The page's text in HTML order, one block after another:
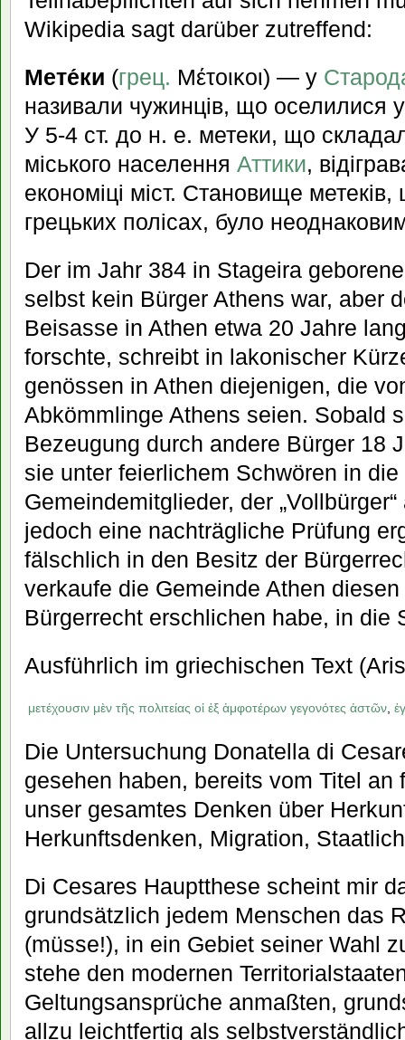
Wikipedia sagt darüber zutreffend:
Мете́ки (грец. Μέτοικοι) — у
називали чужинців, що оселилися
У 5-4 ст. до н. е. метеки, що
міського населення Аттики,
економіці міст. Становище
грецьких полісах, було
Der im Jahr 384 in Stageira
selbst kein Bürger Athens war, aber
Beisasse in Athen etwa 20 Jahre
forschte, schreibt in lakonischer
genössen in Athen diejenigen, die
Abkömmlinge Athens seien. Sobald
Bezeugung durch andere Bürger 18
sie unter feierlichem Schwören in
Gemeindemitglieder, der
jedoch eine nachträgliche Prüfung
fälschlich in den Besitz der
verkaufe die Gemeinde Athen
Bürgerrecht erschlichen habe, in die
Ausführlich im griechischen Text
μετέχουσιν μὲν τῆς πολιτείας οἱ ἐξ ἀμφοτέρων γεγονότες ἀστῶν,
Die Untersuchung Donatella di
gesehen haben, bereits vom Titel an
unser gesamtes Denken über
Herkunftsdenken, Migration,
Di Cesares Hauptthese scheint mir
grundsätzlich jedem Menschen das
(müsse!), in ein Gebiet seiner Wahl
stehe den modernen
Geltungsansprüche anmaßten,
allzu leichtfertig als